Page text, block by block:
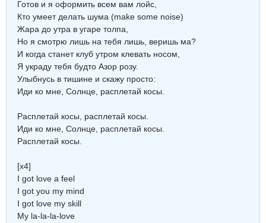
Готов и я оформить всем вам лойс,
Кто умеет делать шума (make some noise)
Жара до утра в угаре толпа,
Но я смотрю лишь на тебя лишь, веришь ма?
И когда станет клуб утром клевать носом,
Я украду тебя будто Азор розу.
Улыбнусь в тишине и скажу просто:
Иди ко мне, Солнце, расплетай косы.
Расплетай косы, расплетай косы.
Иди ко мне, Солнце, расплетай косы.
Расплетай косы.
[x4]
I got love a feel
I got you my mind
I got love my skill
My la-la-la-love